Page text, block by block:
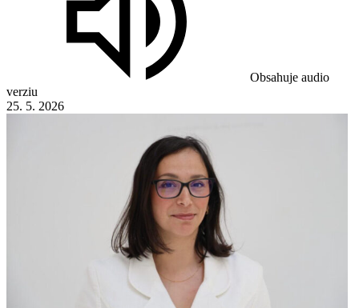
Obsahuje audio
verziu
25. 5. 2026